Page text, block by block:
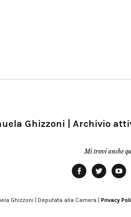
Ghizzoni | Archivio
Mi trovi anche
Ghizzoni | Deputata alla Camera | Privacy